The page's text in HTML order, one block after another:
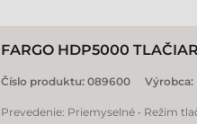
FARGO HDP5000
Číslo produktu: 089600 Výrobca:
Prevedenie: Priemyselné • Režim